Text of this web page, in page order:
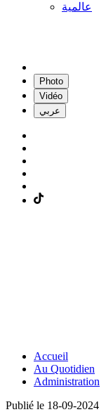
عالمية
Photo
Vidéo
عربي
Accueil
Au Quotidien
Administration
Publié le 18-09-2024